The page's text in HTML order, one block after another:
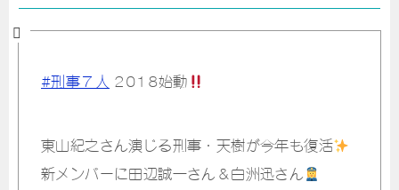
#刑事７人 2018始動
東山紀之さん演じる刑事・天樹が今年も復活
新メンバーに田辺誠一さん＆白洲迅さん